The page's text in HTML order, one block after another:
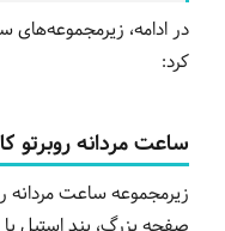
در ادامه، زیرمجموعه‌های
کرد:
ساعت مردانه روبرتو
زیرمجموعه ساعت مردانه